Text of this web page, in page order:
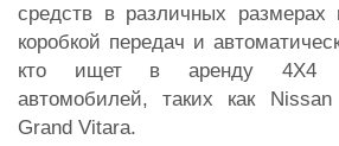
средств в различных размерах
коробкой передач и
кто ищет в аренду 4X4
автомобилей, таких как
Grand Vitara.